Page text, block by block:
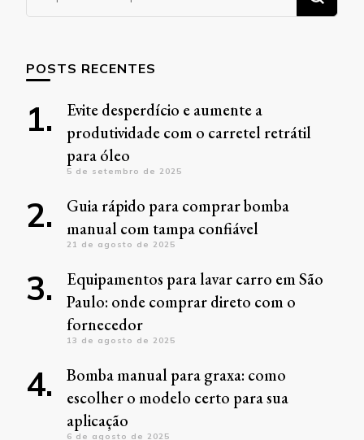
algo?
POSTS RECENTES
Evite desperdício e aumente a
produtividade com o carretel retrátil
para óleo
5 de setembro de 2025
Guia rápido para comprar bomba
manual com tampa confiável
21 de agosto de 2025
Equipamentos para lavar carro em São
Paulo: onde comprar direto com o
fornecedor
13 de agosto de 2025
Bomba manual para graxa: como
escolher o modelo certo para sua
aplicação
6 de agosto de 2025